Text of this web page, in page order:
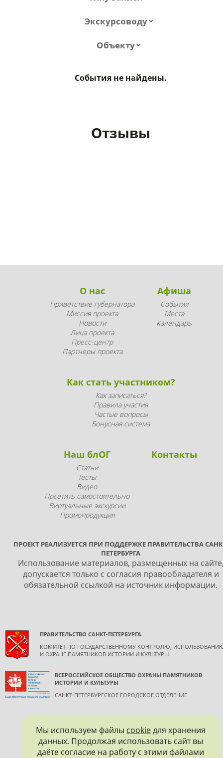
Экскурсоводу
Объекту
События не найдены.
Отзывы
О нас
Приветствие губернатора
Миссия проекта
Новости
Лица проекта
Пресс-центр
Партнеры проекта
Афиша
События
Места
Календарь
Как стать участником?
Как записаться?
Правила участия
Частые вопросы
Бонусная система
Наш блОГ
Статьи
Тесты
Видео
Посетить самостоятельно
Виртуальные экскурсии
Промопродукция
Контакты
ПРОЕКТ РЕАЛИЗУЕТСЯ ПРИ ПОДДЕРЖКЕ ПРАВИТЕЛЬСТВА
ПЕТЕРБУРГА
Использование материалов, размещенных на
допускается только с согласия правообладателя и
обязательной ссылкой на источник информации.
ПРАВИТЕЛЬСТВО САНКТ-ПЕТЕРБУРГА
КОМИТЕТ ПО ГОСУДАРСТВЕННОМУ КОНТРОЛЮ,
И ОХРАНЕ ПАМЯТНИКОВ ИСТОРИИ И КУЛЬТУРЫ
ВСЕРОССИЙСКОЕ ОБЩЕСТВО ОХРАНЫ ПАМЯТНИКОВ
ИСТОРИИ И КУЛЬТУРЫ
САНКТ-ПЕТЕРБУРГСКОЕ ГОРОДСКОЕ ОТДЕЛЕНИЕ
Мы используем файлы cookieдля хранения
данных. Продолжая использовать сайт вы
даёте согласие на работу с этими файлами